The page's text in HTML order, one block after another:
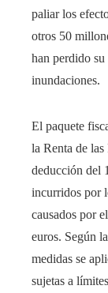
paliar los
otros 50
han perdido su
inundaciones.
El paquete
la Renta de
deducción del
incurridos por
causados ​​por
euros. Según
medidas se
sujetas a